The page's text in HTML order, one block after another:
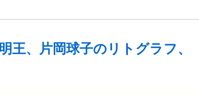
王、片岡球子のリトグラフ、